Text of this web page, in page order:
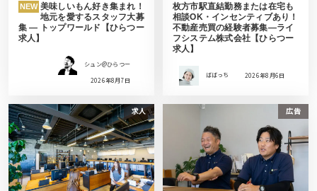
NEW 美味しいもん好き集まれ！
地元を愛するスタッフ大募
集 ― トップワールド【ひらつー
求人】
シュン@ひらつー
2026年8月7日
枚方市駅直結勤務または在宅も
相談OK・インセンティブあり！
不動産売買の経験者募集―ライ
フシステム株式会社【ひらつー
求人】
ばばっち 2026年8月6日
求人 広告